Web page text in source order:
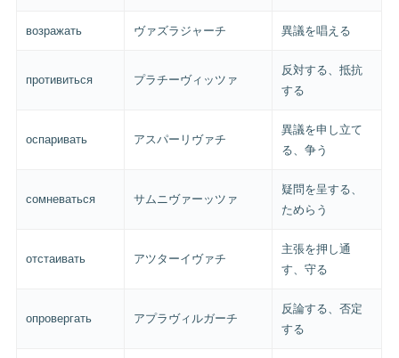
возражать ヴァズラジャーチ 異議を唱える
противиться プラチーヴィッツァ
反対する、抵抗
する
оспаривать アスパーリヴァチ
異議を申し立て
る、争う
сомневаться サムニヴァーッツァ
疑問を呈する、
ためらう
отстаивать アツターイヴァチ
主張を押し通
す、守る
опровергать アプラヴィルガーチ
反論する、否定
する